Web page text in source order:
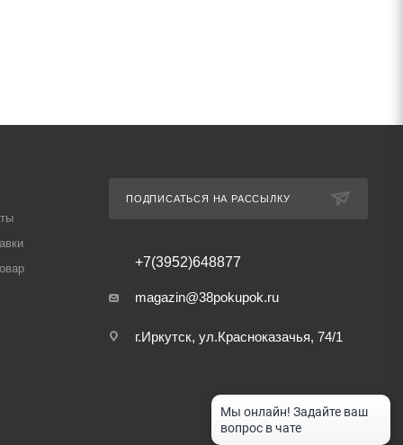
ПОДПИСАТЬСЯ НА РАССЫЛКУ
+7(3952)648877
magazin@38pokupok.ru
г.Иркутск, ул.Красноказачья, 74/1